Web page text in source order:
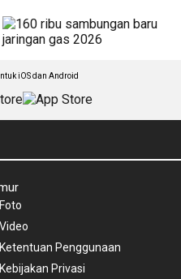
padamkan karhutla di
Jumat, 7 Agustus 2026